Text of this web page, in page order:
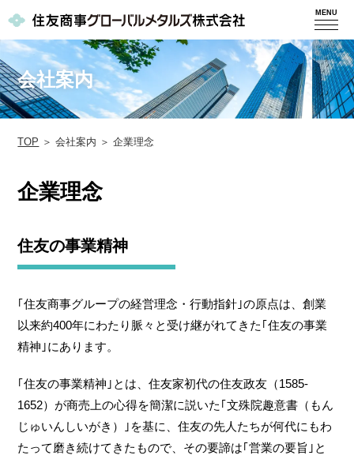
MENU
会社案内
TOP ＞ 会社案内 ＞ 企業理念
企業理念
住友の事業精神
｢住友商事グループの経営理念・行動指針｣の原点は、創業
以来約400年にわたり脈々と受け継がれてきた｢住友の事業
精神｣にあります。
｢住友の事業精神｣とは、住友家初代の住友政友（1585‐
1652）が商売上の心得を簡潔に説いた｢文殊院趣意書（もん
じゅいんしいがき）｣を基に、住友の先人たちが何代にもわ
たって磨き続けてきたもので、その要諦は｢営業の要旨｣と